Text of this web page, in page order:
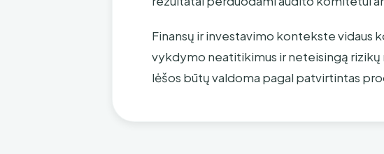
Finansų ir investavimo kontekste vidaus
vykdymo neatitikimus ir neteisingą rizikų
lėšos būtų valdoma pagal patvirtintas